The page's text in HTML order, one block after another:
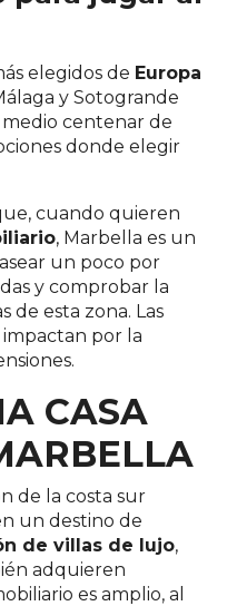
elegidos de Europa
y Sotogrande
centenar de
donde elegir
cuando quieren
, Marbella es un
un poco por
y comprobar la
de esta zona. Las
por la
CASA
de la costa sur
un destino de
de villas de lujo,
adquieren
es amplio, al